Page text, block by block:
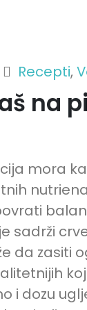
Recepti,
na
mora
sadrži
da zasiti
i dozu